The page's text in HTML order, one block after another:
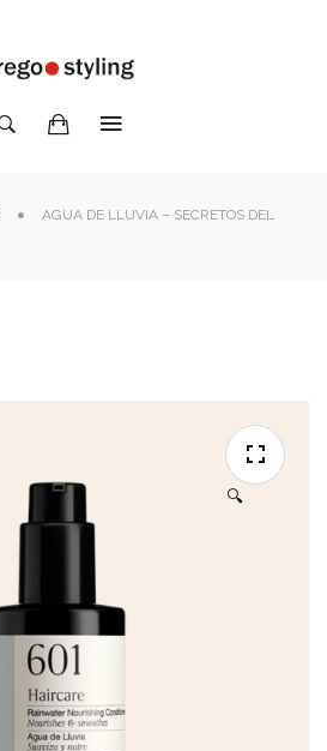
AGUA DE LLUVIA – SECRETOS DEL
🔍